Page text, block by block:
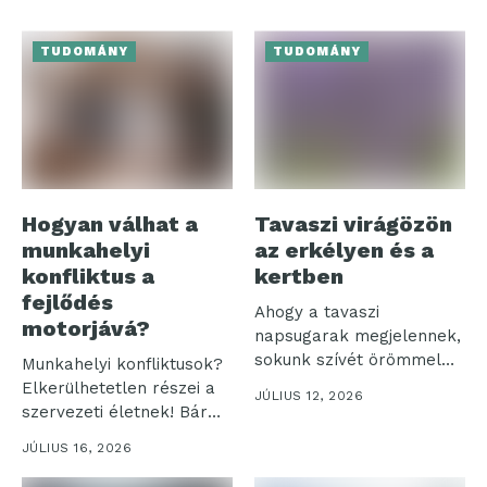
TUDOMÁNY
Hogyan válhat a
munkahelyi
konfliktus a
fejlődés
motorjává?
Munkahelyi konfliktusok?
Elkerülhetetlen részei a
szervezeti életnek! Bár
sokan negatív
jelenségként tekintenek...
JÚLIUS 16, 2026
TUDOMÁNY
Tavaszi virágözön
az erkélyen és a
kertben
Ahogy a tavaszi
napsugarak megjelennek,
sokunk szívét örömmel
tölti el a színes...
JÚLIUS 12, 2026